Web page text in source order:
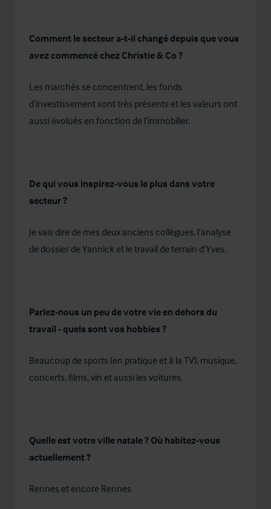
Comment le secteur a-t-il changé depuis que vous
avez commencé chez Christie & Co ?
Les marchés se concentrent, les fonds
d’investissement sont très présents et les valeurs ont
aussi évolués en fonction de l’immobilier.
De qui vous inspirez-vous le plus dans votre
secteur ?
Je vais dire de mes deux anciens collègues, l’analyse
de dossier de Yannick et le travail de terrain d’Yves.
Parlez-nous un peu de votre vie en dehors du
travail - quels sont vos hobbies ?
Beaucoup de sports (en pratique et à la TV), musique,
concerts, films, vin et aussi les voitures.
Quelle est votre ville natale ? Où habitez-vous
actuellement ?
Rennes et encore Rennes